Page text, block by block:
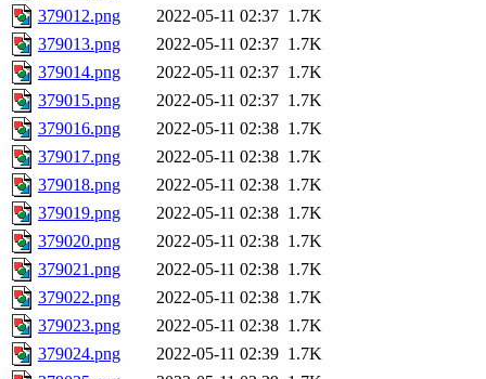
379012.png
2022-05-11 02:37 1.7K
379013.png
2022-05-11 02:37 1.7K
379014.png
2022-05-11 02:37 1.7K
379015.png
2022-05-11 02:37 1.7K
379016.png
2022-05-11 02:38 1.7K
379017.png
2022-05-11 02:38 1.7K
379018.png
2022-05-11 02:38 1.7K
379019.png
2022-05-11 02:38 1.7K
379020.png
2022-05-11 02:38 1.7K
379021.png
2022-05-11 02:38 1.7K
379022.png
2022-05-11 02:38 1.7K
379023.png
2022-05-11 02:38 1.7K
379024.png
2022-05-11 02:39 1.7K